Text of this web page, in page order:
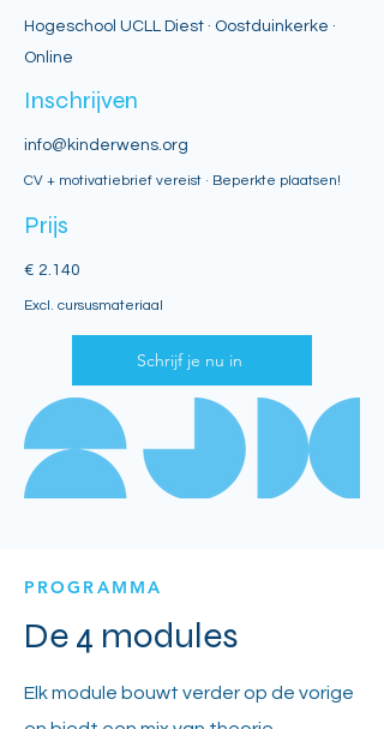
Hogeschool UCLL Diest · Oostduinkerke ·
Online
Inschrijven
info@kinderwens.org
CV + motivatiebrief vereist · Beperkte plaatsen!
Prijs
€ 2.140
Excl. cursusmateriaal
Schrijf je nu in
PROGRAMMA
De 4 modules
Elk module bouwt verder op de vorige